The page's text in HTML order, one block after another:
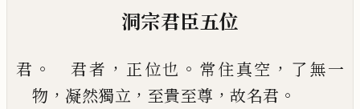
洞宗君臣五位
君 。 君者 ， 正位也 。 常住真空 ， 了無一
物 ， 凝然獨立 ， 至貴至尊 ， 故名君 。